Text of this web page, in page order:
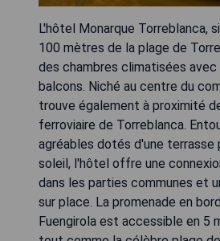
L'hôtel Monarque Torreblanca,
100 mètres de la plage de
des chambres climatisées avec
balcons. Niché au centre du
trouve également à proximité
ferroviaire de Torreblanca.
agréables dotés d'une terrasse
soleil, l'hôtel offre une
dans les parties communes et
sur place. La promenade en
Fuengirola est accessible en 5